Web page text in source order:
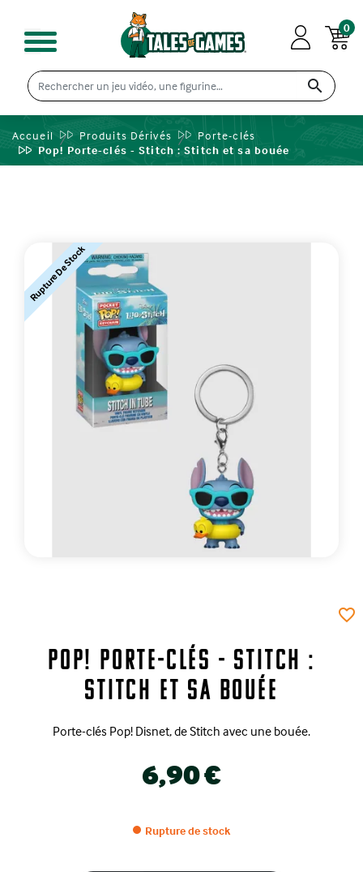

0
Accueil Produits Dérivés
Porte-clés
Pop! Porte-clés - Stitch : Stitch et sa bouée
Rupture De Stock
Pop! Porte-clés - Stitch :
Stitch et sa bouée
Porte-clés Pop! Disnet, de Stitch avec une bouée.
6,90 €
Rupture de stock
favorite_border